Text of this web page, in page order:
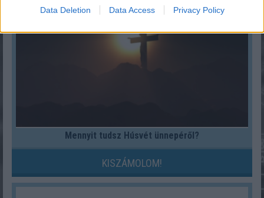
Data Deletion Data Access Privacy Policy
Mennyit tudsz Húsvét ünnepéről?
KISZÁMOLOM!